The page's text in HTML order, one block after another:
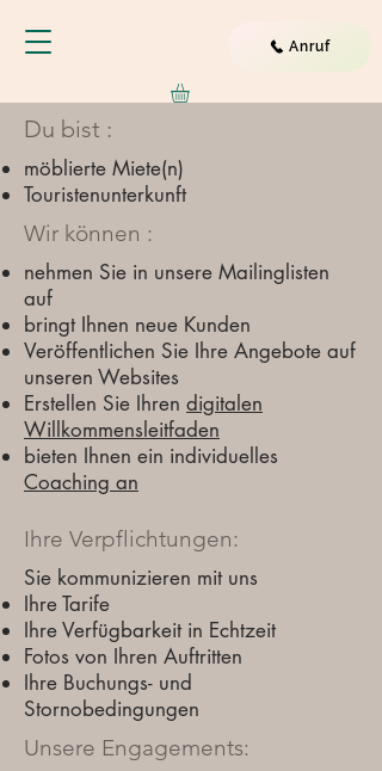
Anruf
Du bist :
möblierte Miete(n)
Touristenunterkunft
Wir können :
nehmen Sie in unsere Mailinglisten
auf
bringt Ihnen neue Kunden
Veröffentlichen Sie Ihre Angebote auf
unseren Websites
Erstellen Sie Ihren digitalen
Willkommensleitfaden
bieten Ihnen ein individuelles
Coaching an
Ihre Verpflichtungen:
Sie kommunizieren mit uns
Ihre Tarife
Ihre Verfügbarkeit in Echtzeit
Fotos von Ihren Auftritten
Ihre Buchungs- und
Stornobedingungen
Unsere Engagements: